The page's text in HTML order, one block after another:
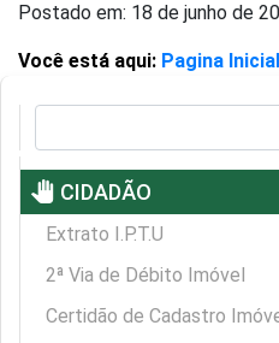
Postado em: 18 de junho de
Você está aqui: Pagina
pan_tool CIDADÃO
Extrato I.P.T.U
2ª Via de Débito Imóvel
Certidão de Cadastro